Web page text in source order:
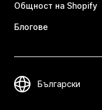
Общност на Shopify
Блогове